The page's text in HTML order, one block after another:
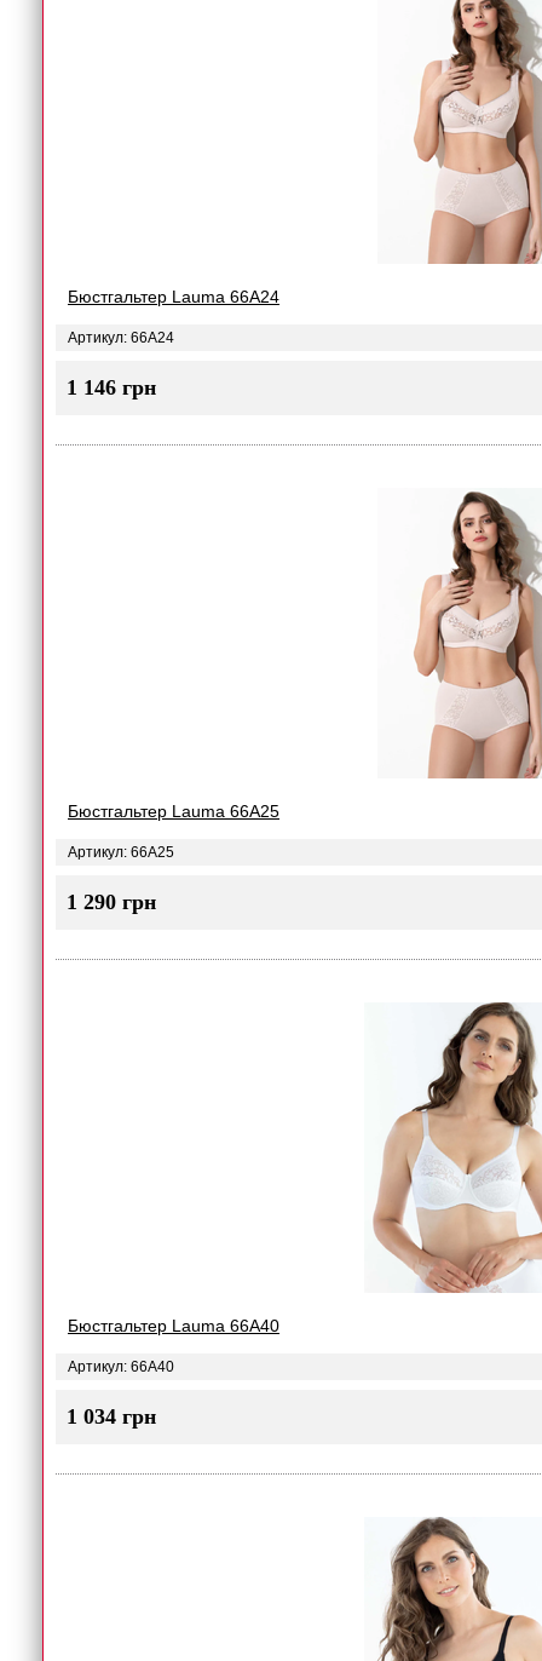
Бюстгальтер Lauma 66A24
Артикул: 66A24
1 146 грн
Бюстгальтер Lauma 66A25
Артикул: 66A25
1 290 грн
Бюстгальтер Lauma 66A40
Артикул: 66A40
1 034 грн